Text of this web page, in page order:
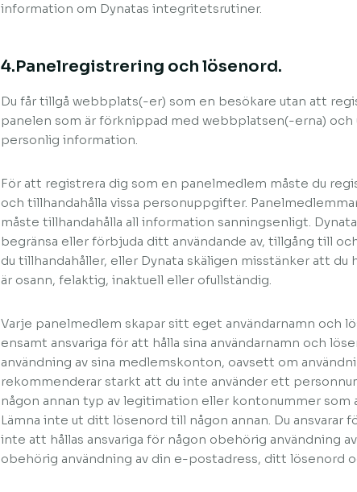
information om Dynatas integritetsrutiner.
4.Panelregistrering och lösenord.
Du får tillgå webbplats(-er) som en besökare utan att
panelen som är förknippad med webbplatsen(-erna) och
personlig information.
För att registrera dig som en panelmedlem måste du
och tillhandahålla vissa personuppgifter.
måste tillhandahålla all information sanningsenligt.
begränsa eller förbjuda ditt användande av, tillgång till
du tillhandahåller, eller Dynata skäligen misstänker att
är osann, felaktig, inaktuell eller ofullständig.
Varje panelmedlem skapar sitt eget användarnamn och
ensamt ansvariga för att hålla sina användarnamn och
användning av sina medlemskonton, oavsett om
rekommenderar starkt att du inte använder ett
någon annan typ av legitimation eller kontonummer som
Lämna inte ut ditt lösenord till någon annan. Du ansvarar
inte att hållas ansvariga för någon obehörig användning
obehörig användning av din e-postadress, ditt lösenord